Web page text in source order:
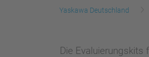
Yaskawa Deutschland
Die